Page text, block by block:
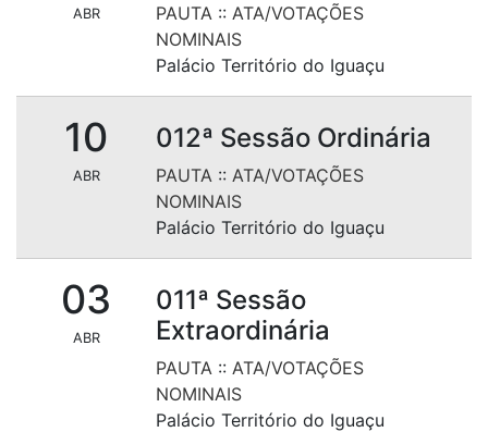
ABR PAUTA :: ATA/VOTAÇÕES
NOMINAIS
Palácio Território do Iguaçu
10
ABR
012ª Sessão Ordinária
PAUTA :: ATA/VOTAÇÕES
NOMINAIS
Palácio Território do Iguaçu
03
ABR
011ª Sessão
Extraordinária
PAUTA :: ATA/VOTAÇÕES
NOMINAIS
Palácio Território do Iguaçu